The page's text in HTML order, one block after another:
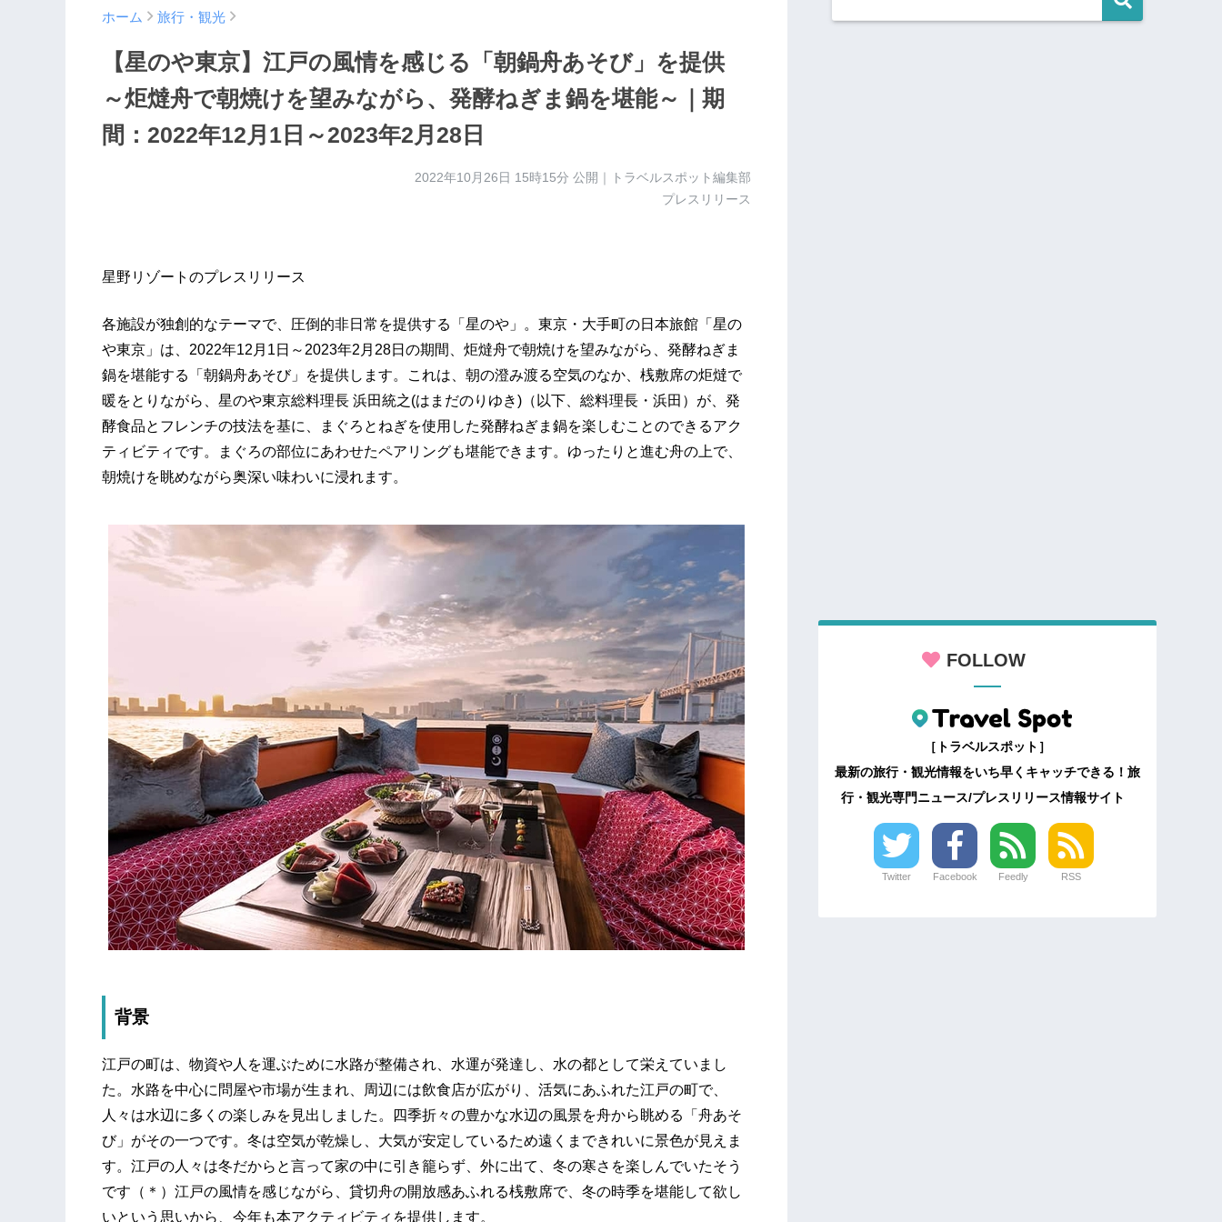
ホーム 旅行・観光
【星のや東京】江戸の風情を感じる「朝鍋舟あそび」を提供
～炬燵舟で朝焼けを望みながら、発酵ねぎま鍋を堪能～｜期
間：2022年12月1日～2023年2月28日
2022年10月26日 15時15分 公開｜トラベルスポット編集部
プレスリリース
星野リゾートのプレスリリース
各施設が独創的なテーマで、圧倒的非日常を提供する「星のや」。東京・大手町の日本旅館「星の
や東京」は、2022年12月1日～2023年2月28日の期間、炬燵舟で朝焼けを望みながら、発酵ねぎま
鍋を堪能する「朝鍋舟あそび」を提供します。これは、朝の澄み渡る空気のなか、桟敷席の炬燵で
暖をとりながら、星のや東京総料理長 浜田統之(はまだのりゆき)（以下、総料理長・浜田）が、発
酵食品とフレンチの技法を基に、まぐろとねぎを使用した発酵ねぎま鍋を楽しむことのできるアク
ティビティです。まぐろの部位にあわせたペアリングも堪能できます。ゆったりと進む舟の上で、
朝焼けを眺めながら奥深い味わいに浸れます。
背景
江戸の町は、物資や人を運ぶために水路が整備され、水運が発達し、水の都として栄えていまし
た。水路を中心に問屋や市場が生まれ、周辺には飲食店が広がり、活気にあふれた江戸の町で、
人々は水辺に多くの楽しみを見出しました。四季折々の豊かな水辺の風景を舟から眺める「舟あそ
び」がその一つです。冬は空気が乾燥し、大気が安定しているため遠くまできれいに景色が見えま
す。江戸の人々は冬だからと言って家の中に引き籠らず、外に出て、冬の寒さを楽しんでいたそう
です（＊）江戸の風情を感じながら、貸切舟の開放感あふれる桟敷席で、冬の時季を堪能して欲し
いという思いから、今年も本アクティビティを提供します。
FOLLOW
［トラベルスポット］
最新の旅行・観光情報をいち早くキャッチできる！旅
行・観光専門ニュース/プレスリリース情報サイト
Twitter Facebook Feedly RSS